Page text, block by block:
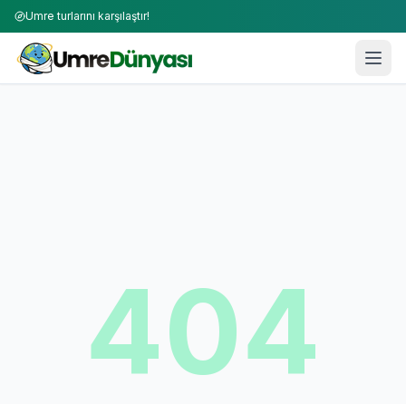
Umre turlarını karşılaştır!
404